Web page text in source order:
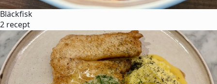
Bläckfisk
2 recept